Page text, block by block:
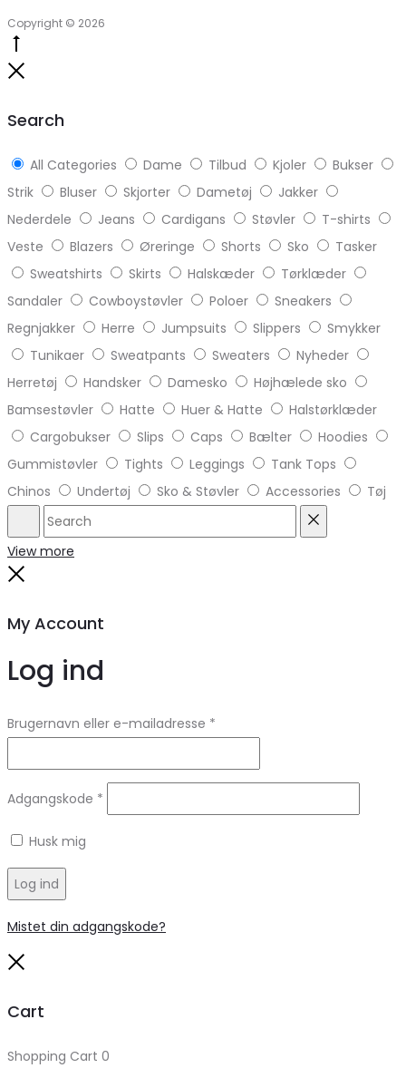
Copyright © 2026
Search
All Categories Dame Tilbud Kjoler
Bukser
Strik
Bluser Skjorter Dametøj
Jakker
Nederdele
Jeans Cardigans Støvler
T-shirts
Veste
Blazers Øreringe Shorts Sko
Tasker
Sweatshirts
Skirts Halskæder
Tørklæder
Sandaler
Cowboystøvler Poloer
Sneakers
Regnjakker
Herre Jumpsuits Slippers
Smykker
Tunikaer
Sweatpants Sweaters
Nyheder
Herretøj
Handsker Damesko
Højhælede sko
Bamsestøvler
Hatte Huer & Hatte
Halstørklæder
Cargobukser
Slips Caps Bælter
Hoodies
Gummistøvler
Tights Leggings
Tank Tops
Chinos
Undertøj Sko & Støvler Accessories Tøj
Search
View more
My Account
Log ind
Brugernavn eller e-mailadresse *
Adgangskode *
Husk mig
Log ind
Mistet din adgangskode?
Cart
Shopping Cart 0